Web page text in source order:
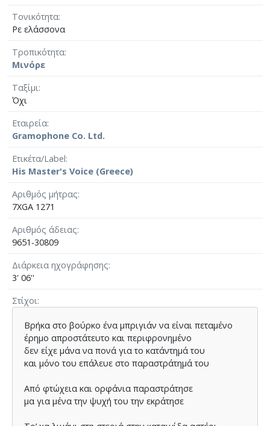
Τονικότητα
Ρε ελάσσονα
Τροπικότητα
Μινόρε
Ταξίμι
Όχι
Εταιρεία
Gramophone Co. Ltd.
Ετικέτα/Label
His Master's Voice (Greece)
Αριθμός μήτρας
7XGA 1271
Αριθμός άδειας
9651-30809
Διάρκεια ηχογράφησης
3' 06''
Στίχοι
Βρήκα στο βούρκο ένα µπριγιάν να είναι πεταµένο
έρηµο απροστάτευτο και περιφρονηµένο
δεν είχε µάνα να πονά για το κατάντηµά του
και µόνο του επάλευε στο παραστράτηµά του
Από φτώχεια και ορφάνια παραστράτησε
µα για µένα την ψυχή του την εκράτησε